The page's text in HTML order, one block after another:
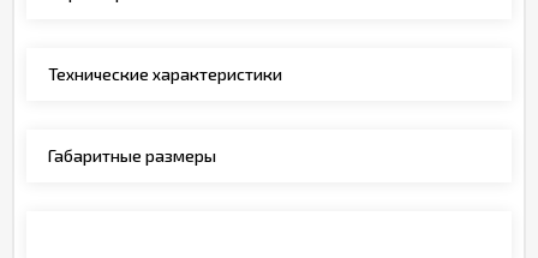
Технические характеристики
Габаритные размеры